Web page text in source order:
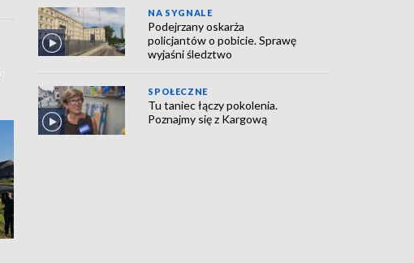
NA SYGNALE
Podejrzany oskarża
policjantów o pobicie. Sprawę
wyjaśni śledztwo
SPOŁECZNE
Tu taniec łączy pokolenia.
Poznajmy się z Kargową